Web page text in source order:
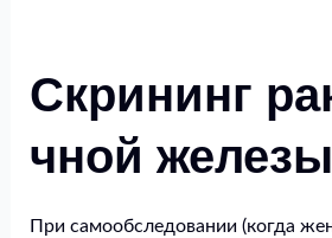
Скрининг
чной железы
При самообследовании (когда